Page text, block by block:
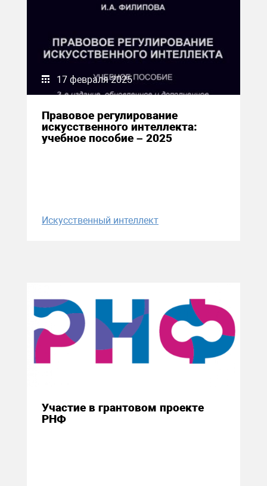
17 февраля 2025
Правовое регулирование
искусственного интеллекта:
учебное пособие – 2025
Искусственный интеллект
Участие в грантовом проекте
РНФ